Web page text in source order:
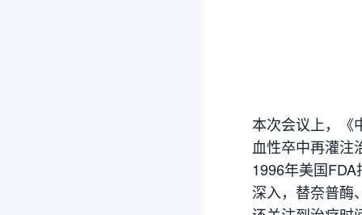
本次会议上，《
血性卒中再灌注
1996年美国
深入，替奈普酶